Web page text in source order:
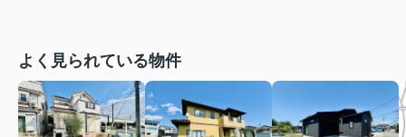
よく見られている物件